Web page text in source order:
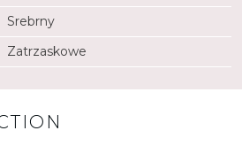
Srebrny
Zatrzaskowe